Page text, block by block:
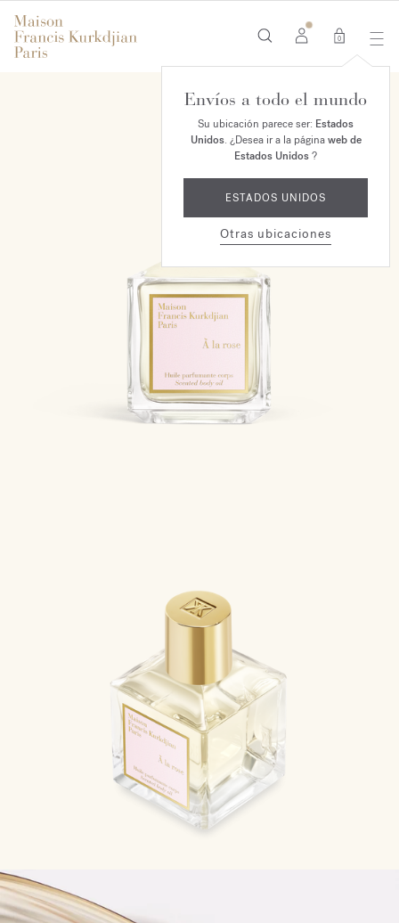
0
Envíos a todo el mundo
Su ubicación parece ser: Estados
Unidos. ¿Desea ir a la páginaweb de
Estados Unidos?
ESTADOS UNIDOS
Otras ubicaciones